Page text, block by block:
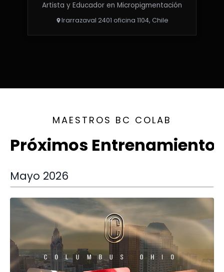
Artista y Educador en Micropigmentación
Irarrazaval 2401 oficina 1104, Chile
MAESTROS BC COLAB
Próximos Entrenamientos
Mayo 2026